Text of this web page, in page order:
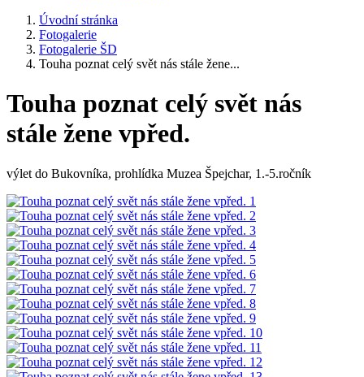
Úvodní stránka
Fotogalerie
Fotogalerie ŠD
Touha poznat celý svět nás stále žene...
Touha poznat celý svět nás
stále žene vpřed.
výlet do Bukovníka, prohlídka Muzea Špejchar, 1.-5.ročník